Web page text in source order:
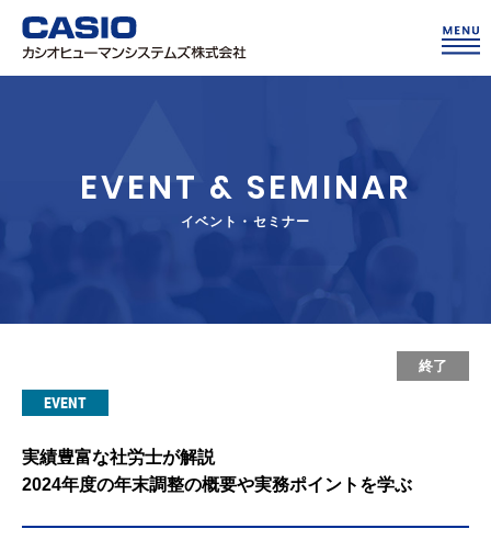
EVENT & SEMINAR
イベント・セミナー
終了
EVENT
実績豊富な社労士が解説
2024年度の年末調整の概要や実務ポイントを学ぶ